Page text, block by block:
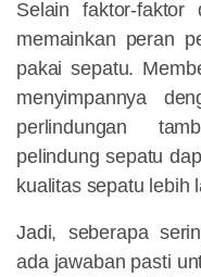
Selain faktor-
memainkan peran
pakai sepatu.
menyimpannya
perlindungan
pelindung sepatu
kualitas sepatu lebih
Jadi, seberapa
ada jawaban pasti